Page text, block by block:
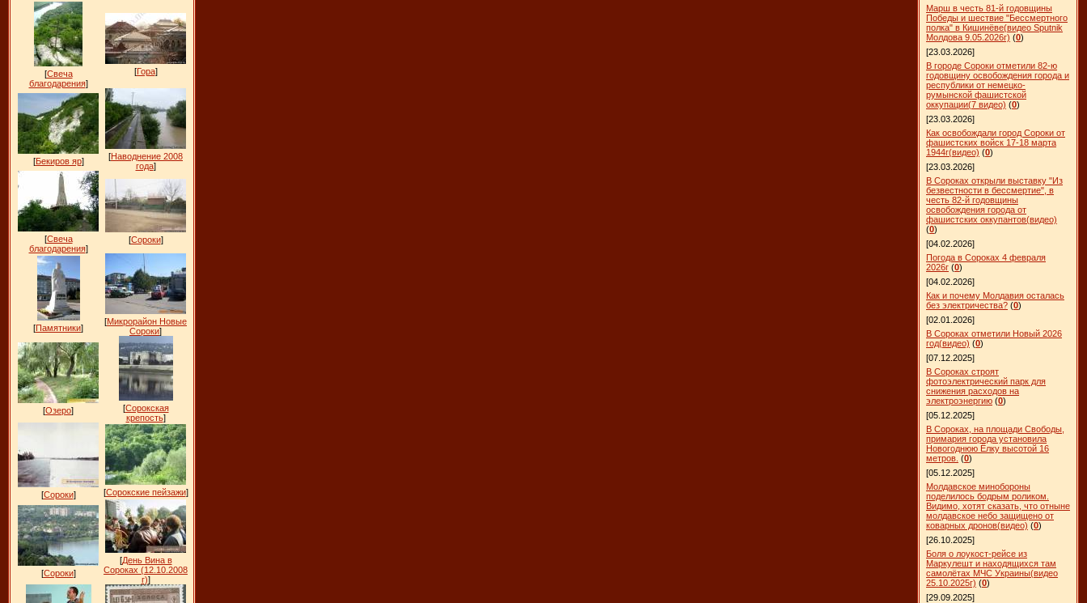
[Свеча
благодарения]
[Гора]
[Бекиров яр] [Наводнение 2008
года]
[Свеча
благодарения]
[Сороки]
[Памятники]
[Микрорайон Новые
Сороки]
[Озеро] [Сорокская
крепость]
[Сороки] [Сорокские пейзажи]
[Сороки]
[День Вина в
Сороках (12.10.2008
г)]
Марш в честь 81-й годовщины
Победы и шествие "Бессмертного
полка" в Кишинёве(видео Sputnik
Молдова 9.05.2026г) (0)
[23.03.2026]
В городе Сороки отметили 82-ю
годовщину освобождения города и
республики от немецко-
румынской фашистской
оккупации(7 видео) (0)
[23.03.2026]
Как освобождали город Сороки от
фашистских войск 17-18 марта
1944г(видео) (0)
[23.03.2026]
В Сороках открыли выставку "Из
безвестности в бессмертие", в
честь 82-й годовщины
освобождения города от
фашистских оккупантов(видео)
(0)
[04.02.2026]
Погода в Сороках 4 февраля
2026г (0)
[04.02.2026]
Как и почему Молдавия осталась
без электричества? (0)
[02.01.2026]
В Сороках отметили Новый 2026
год(видео) (0)
[07.12.2025]
В Сороках строят
фотоэлектрический парк для
снижения расходов на
электроэнергию (0)
[05.12.2025]
В Сороках, на площади Свободы,
примария города установила
Новогоднюю Ёлку высотой 16
метров. (0)
[05.12.2025]
Молдавское минобороны
поделилось бодрым роликом.
Видимо, хотят сказать, что отныне
молдавское небо защищено от
коварных дронов(видео) (0)
[26.10.2025]
Боля о лоукост-рейсе из
Маркулешт и находящихся там
самолётах МЧС Украины(видео
25.10.2025г) (0)
[29.09.2025]